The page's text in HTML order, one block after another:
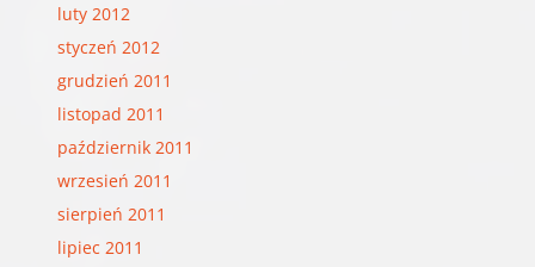
luty 2012
styczeń 2012
grudzień 2011
listopad 2011
październik 2011
wrzesień 2011
sierpień 2011
lipiec 2011